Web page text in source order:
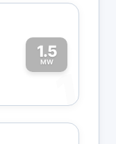
1.5
MW
1